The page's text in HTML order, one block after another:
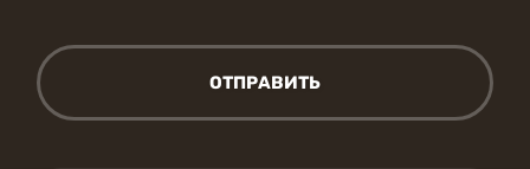
ОТПРАВИТЬ